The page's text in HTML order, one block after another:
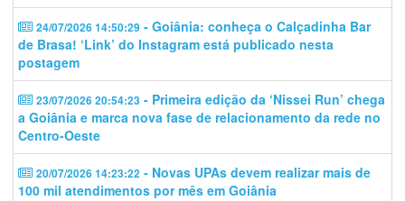
24/07/2026 14:50:29 - Goiânia: conheça o Calçadinha Bar
de Brasa! ‘Link’ do Instagram está publicado nesta
postagem
23/07/2026 20:54:23 - Primeira edição da ‘Nissei Run’ chega
a Goiânia e marca nova fase de relacionamento da rede no
Centro-Oeste
20/07/2026 14:23:22 - Novas UPAs devem realizar mais de
100 mil atendimentos por mês em Goiânia